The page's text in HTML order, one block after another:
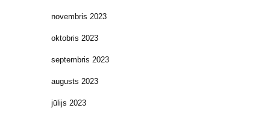
novembris 2023
oktobris 2023
septembris 2023
augusts 2023
jūlijs 2023